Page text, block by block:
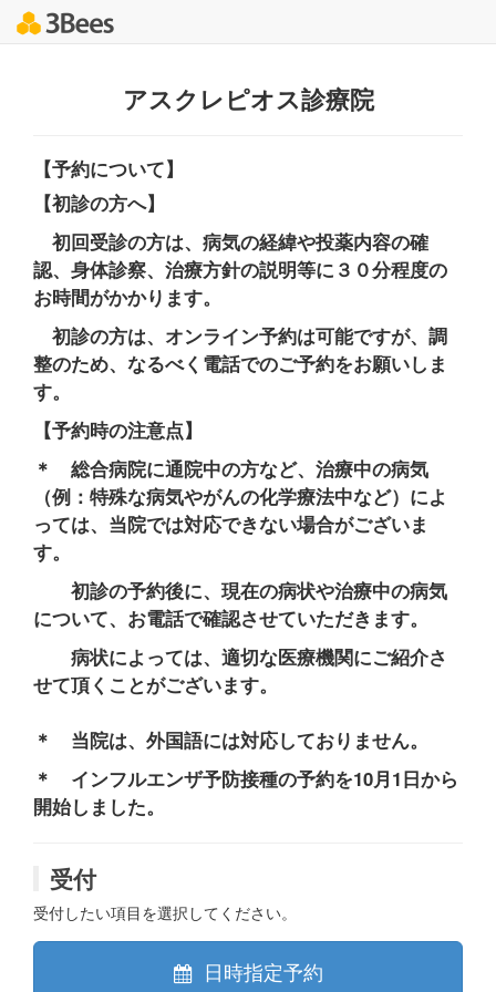
アスクレピオス診療院
【予約について】
【初診の方へ】
初回受診の方は、病気の経緯や投薬内容の確
認、身体診察、治療方針の説明等に３０分程度の
お時間がかかります。
初診の方は、オンライン予約は可能ですが、調
整のため、なるべく電話でのご予約をお願いしま
す。
【予約時の注意点】
＊ 総合病院に通院中の方など、治療中の病気
（例：特殊な病気やがんの化学療法中など）によ
っては、当院では対応できない場合がございま
す。
初診の予約後に、現在の病状や治療中の病気
について、お電話で確認させていただきます。
病状によっては、適切な医療機関にご紹介さ
せて頂くことがございます。
＊ 当院は、外国語には対応しておりません。
＊ インフルエンザ予防接種の予約を10月1日から
開始しました。
受付
受付したい項目を選択してください。
日時指定予約